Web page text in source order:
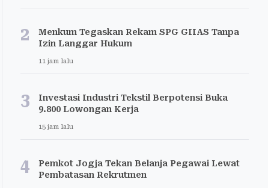
2
Menkum Tegaskan Rekam SPG GIIAS Tanpa
Izin Langgar Hukum
11 jam lalu
3
Investasi Industri Tekstil Berpotensi Buka
9.800 Lowongan Kerja
15 jam lalu
4
Pemkot Jogja Tekan Belanja Pegawai Lewat
Pembatasan Rekrutmen